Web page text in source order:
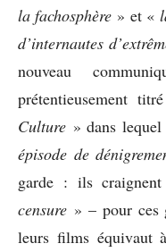
la fachosphère » et «
d’internautes
nouveau
prétentieusement
Culture » dans
épisode de
garde : ils
censure » – pour ces
leurs films équivaut